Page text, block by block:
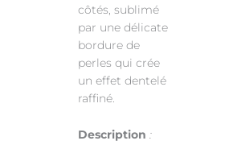
côtés, sublimé
par une délicate
bordure de
perles qui crée
un effet dentelé
raffiné.
Description :